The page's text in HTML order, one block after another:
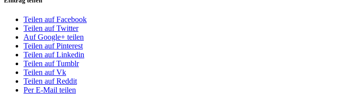
Teilen auf Facebook
Teilen auf Twitter
Auf Google+ teilen
Teilen auf Pinterest
Teilen auf Linkedin
Teilen auf Tumblr
Teilen auf Vk
Teilen auf Reddit
Per E-Mail teilen